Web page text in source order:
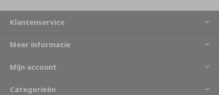
Klantenservice
Meer informatie
Mijn account
Categorieën